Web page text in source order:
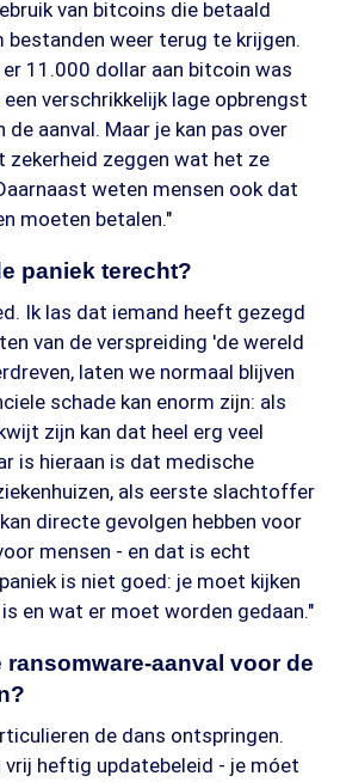
van bitcoins die betaald
bestanden weer terug te krijgen.
11.000 dollar aan bitcoin was
verschrikkelijk lage opbrengst
aanval. Maar je kan pas over
zekerheid zeggen wat het ze
weten mensen ook dat
moeten betalen."
paniek terecht?
Ik las dat iemand heeft gezegd
van de verspreiding 'de wereld
laten we normaal blijven
schade kan enorm zijn: als
zijn kan dat heel erg veel
is hieraan is dat medische
als eerste slachtoffer
directe gevolgen hebben voor
mensen - en dat is echt
is niet goed: je moet kijken
en wat er moet worden gedaan."
ransomware-aanval voor de
de dans ontspringen.
heftig updatebeleid - je móet